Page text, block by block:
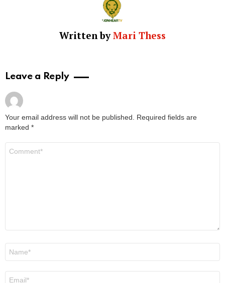
Written byMari Thess
Leave a Reply
Your email address will not be published.
Required fields are
marked *